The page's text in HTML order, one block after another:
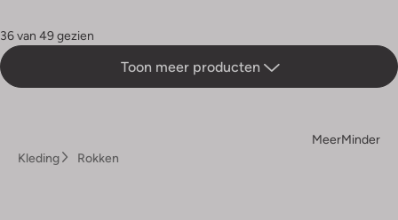
36 van 49 gezien
Toon meer producten
MeerMinder
Kleding
Rokken